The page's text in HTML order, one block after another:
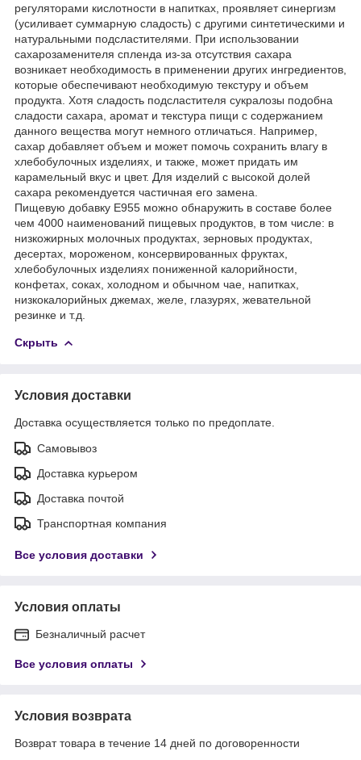
регуляторами кислотности в напитках, проявляет синергизм
(усиливает суммарную сладость) с другими синтетическими и
натуральными подсластителями. При использовании
сахарозаменителя спленда из-за отсутствия сахара
возникает необходимость в применении других ингредиентов,
которые обеспечивают необходимую текстуру и объем
продукта. Хотя сладость подсластителя сукралозы подобна
сладости сахара, аромат и текстура пищи с содержанием
данного вещества могут немного отличаться. Например,
сахар добавляет объем и может помочь сохранить влагу в
хлебобулочных изделиях, и также, может придать им
карамельный вкус и цвет. Для изделий с высокой долей
сахара рекомендуется частичная его замена.
Пищевую добавку Е955 можно обнаружить в составе более
чем 4000 наименований пищевых продуктов, в том числе: в
низкожирных молочных продуктах, зерновых продуктах,
десертах, мороженом, консервированных фруктах,
хлебобулочных изделиях пониженной калорийности,
конфетах, соках, холодном и обычном чае, напитках,
низкокалорийных джемах, желе, глазурях, жевательной
резинке и т.д.
Скрыть
Условия доставки
Доставка осуществляется только по предоплате.
Самовывоз
Доставка курьером
Доставка почтой
Транспортная компания
Все условия доставки
Условия оплаты
Безналичный расчет
Все условия оплаты
Условия возврата
Возврат товара в течение 14 дней по договоренности